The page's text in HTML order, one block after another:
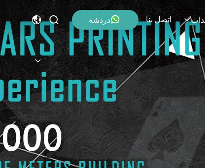
اتصل بنا دردشة